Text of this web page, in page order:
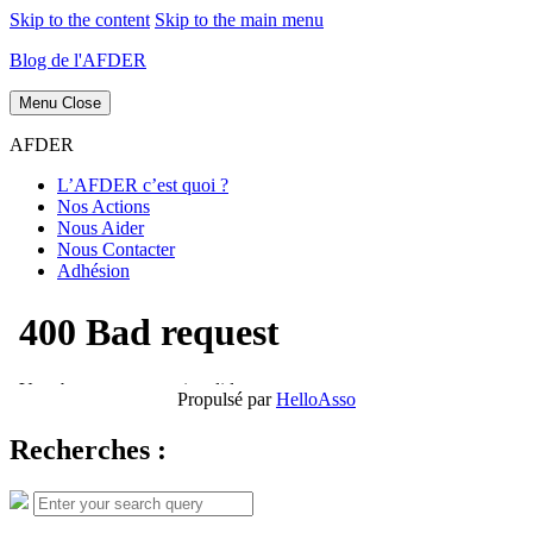
Skip to the content Skip to the main menu
Blog de l'AFDER
Menu Close
AFDER
L’AFDER c’est quoi ?
Nos Actions
Nous Aider
Nous Contacter
Adhésion
Propulsé parHelloAsso
Recherches :
Search
for:
Search